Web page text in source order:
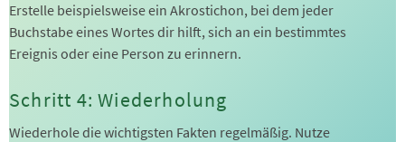
Erstelle beispielsweise ein Akrostichon, bei dem jeder
Buchstabe eines Wortes dir hilft, sich an ein bestimmtes
Ereignis oder eine Person zu erinnern.
Schritt 4: Wiederholung
Wiederhole die wichtigsten Fakten regelmäßig. Nutze